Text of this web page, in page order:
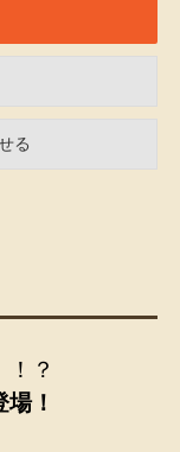
る
？
！